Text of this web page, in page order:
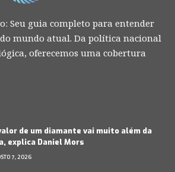
Seu guia completo para entender
mundo atual. Da política nacional
oferecemos uma cobertura
de um diamante vai muito além da
explica Daniel Mors
7, 2026